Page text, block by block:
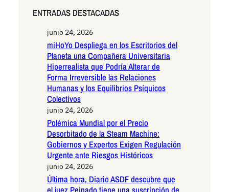
ENTRADAS DESTACADAS
junio 24, 2026
miHoYo Despliega en los Escritorios del
Planeta una Compañera Universitaria
Hiperrealista que Podría Alterar de
Forma Irreversible las Relaciones
Humanas y los Equilibrios Psíquicos
Colectivos
junio 24, 2026
Polémica Mundial por el Precio
Desorbitado de la Steam Machine:
Gobiernos y Expertos Exigen Regulación
Urgente ante Riesgos Históricos
junio 24, 2026
Última hora, Diario ASDF descubre que